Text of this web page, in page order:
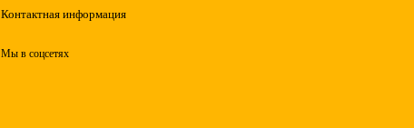
Контактная информация
Мы в соцсетях